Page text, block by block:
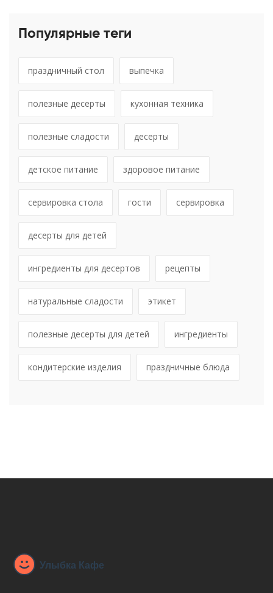
Популярные теги
праздничный стол выпечка
полезные десерты кухонная техника
полезные сладости десерты
детское питание здоровое питание
сервировка стола гости сервировка
десерты для детей
ингредиенты для десертов рецепты
натуральные сладости этикет
полезные десерты для детей ингредиенты
кондитерские изделия праздничные блюда